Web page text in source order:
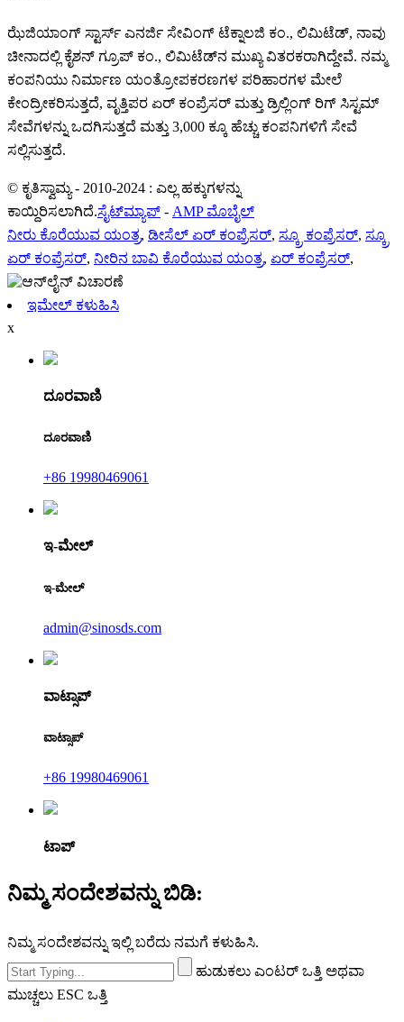
ಝೆಜಿಯಾಂಗ್ ಸ್ಟಾರ್ಸ್ ಎನರ್ಜಿ ಸೇವಿಂಗ್ ಟೆಕ್ನಾಲಜಿ ಕಂ., ಲಿಮಿಟೆಡ್, ನಾವು
ಚೀನಾದಲ್ಲಿ ಕೈಶನ್ ಗ್ರೂಪ್ ಕಂ., ಲಿಮಿಟೆಡ್‌ನ ಮುಖ್ಯ ವಿತರಕರಾಗಿದ್ದೇವೆ. ನಮ್ಮ
ಕಂಪನಿಯು ನಿರ್ಮಾಣ ಯಂತ್ರೋಪಕರಣಗಳ ಪರಿಹಾರಗಳ ಮೇಲೆ
ಕೇಂದ್ರೀಕರಿಸುತ್ತದೆ, ವೃತ್ತಿಪರ ಏರ್ ಕಂಪ್ರೆಸರ್ ಮತ್ತು ಡ್ರಿಲ್ಲಿಂಗ್ ರಿಗ್ ಸಿಸ್ಟಮ್
ಸೇವೆಗಳನ್ನು ಒದಗಿಸುತ್ತದೆ ಮತ್ತು 3,000 ಕ್ಕೂ ಹೆಚ್ಚು ಕಂಪನಿಗಳಿಗೆ ಸೇವೆ
ಸಲ್ಲಿಸುತ್ತದೆ.
© ಕೃತಿಸ್ವಾಮ್ಯ - 2010-2024 : ಎಲ್ಲ ಹಕ್ಕುಗಳನ್ನು
ಕಾಯ್ದಿರಿಸಲಾಗಿದೆ.ಸೈಟ್‌ಮ್ಯಾಪ್ - AMP ಮೊಬೈಲ್
ನೀರು ಕೊರೆಯುವ ಯಂತ್ರ, ಡೀಸೆಲ್ ಏರ್ ಕಂಪ್ರೆಸರ್, ಸ್ಕ್ರೂ ಕಂಪ್ರೆಸರ್, ಸ್ಕ್ರೂ
ಏರ್ ಕಂಪ್ರೆಸರ್, ನೀರಿನ ಬಾವಿ ಕೊರೆಯುವ ಯಂತ್ರ, ಏರ್ ಕಂಪ್ರೆಸರ್,
ಇಮೇಲ್ ಕಳುಹಿಸಿ
x
ದೂರವಾಣಿ
ದೂರವಾಣಿ
+86 19980469061
ಇ-ಮೇಲ್
ಇ-ಮೇಲ್
admin@sinosds.com
ವಾಟ್ಸಾಪ್
ವಾಟ್ಸಾಪ್
+86 19980469061
ಟಾಪ್
ನಿಮ್ಮ ಸಂದೇಶವನ್ನು ಬಿಡಿ:
ನಿಮ್ಮ ಸಂದೇಶವನ್ನು ಇಲ್ಲಿ ಬರೆದು ನಮಗೆ ಕಳುಹಿಸಿ.
ಹುಡುಕಲು ಎಂಟರ್ ಒತ್ತಿ ಅಥವಾ
ಮುಚ್ಚಲು ESC ಒತ್ತಿ